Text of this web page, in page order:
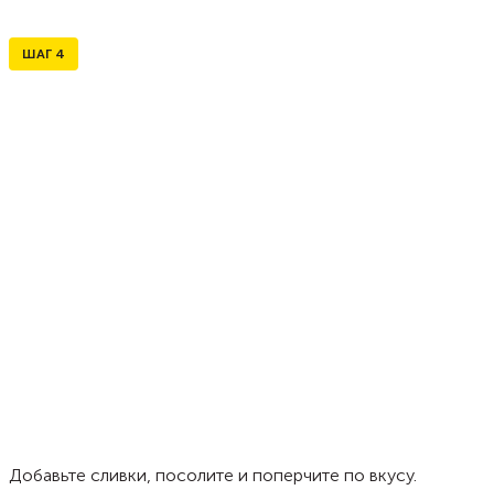
ШАГ 4
Добавьте сливки, посолите и поперчите по вкусу.